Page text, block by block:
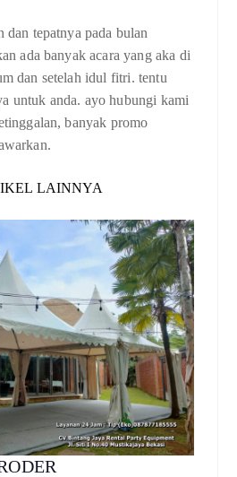
dan tepatnya pada bulan
ada banyak acara yang aka di
dan setelah idul fitri. tentu
untuk anda. ayo hubungi kami
banyak promo
LAINNYA